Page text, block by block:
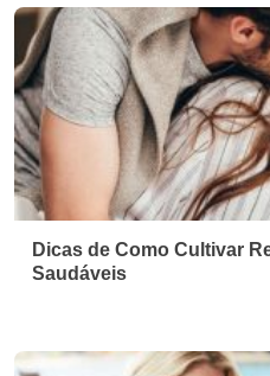
Dicas de Como Cultivar
Saudáveis